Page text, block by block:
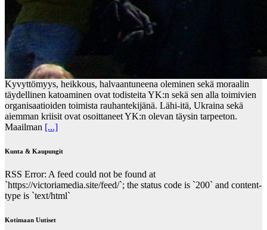
Kyvyttömyys, heikkous, halvaantuneena oleminen sekä moraalin
täydellinen katoaminen ovat todisteita YK:n sekä sen alla toimivien
organisaatioiden toimista rauhantekijänä. Lähi-itä, Ukraina sekä
aiemman kriisit ovat osoittaneet YK:n olevan täysin tarpeeton.
Maailman [...]
Kunta & Kaupungit
RSS Error: A feed could not be found at
`https://victoriamedia.site/feed/`; the status code is `200` and content-
type is `text/html`
Kotimaan Uutiset